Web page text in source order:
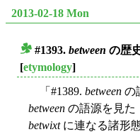
2013-02-18 Mon
#1393. between の歴
[etymology]
「#1389. between の
between の語源を見た
betwixtに連なる諸形